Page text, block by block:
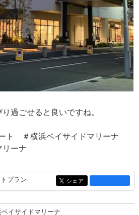
過ごせると良いですね。
ト ＃横浜ベイサイドマリーナ
ーナ
プラン entry1481
シェア
ベイサイドマリーナ